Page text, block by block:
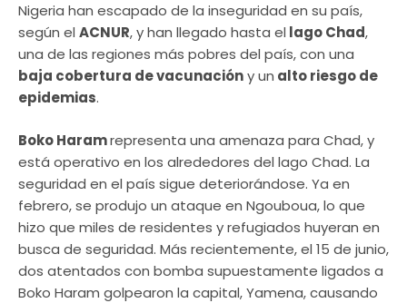
Nigeria han escapado de la inseguridad en su país,
según el ACNUR, y han llegado hasta el lago Chad,
una de las regiones más pobres del país, con una
baja cobertura de vacunacióny un alto riesgo de
epidemias.
Boko Haramrepresenta una amenaza para Chad, y
está operativo en los alrededores del lago Chad. La
seguridad en el país sigue deteriorándose. Ya en
febrero, se produjo un ataque en Ngouboua, lo que
hizo que miles de residentes y refugiados huyeran en
busca de seguridad. Más recientemente, el 15 de junio,
dos atentados con bomba supuestamente ligados a
Boko Haram golpearon la capital, Yamena, causando